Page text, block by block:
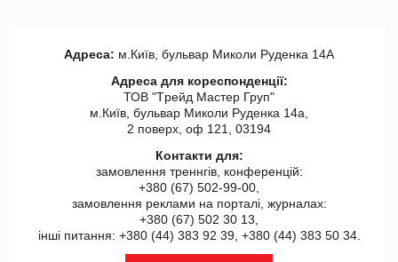
Адреса: м.Київ, бульвар Миколи Руденка 14А
Адреса для кореспонденції:
ТОВ "Tрейд Мастер Груп"
м.Київ, бульвар Миколи Руденка 14а,
2 поверх, оф 121, 03194
Контакти для:
замовлення треннгів, конференцій:
+380 (67) 502-99-00,
замовлення реклами на порталі, журналах:
+380 (67) 502 30 13,
інші питання: +380 (44) 383 92 39, +380 (44) 383 50 34.